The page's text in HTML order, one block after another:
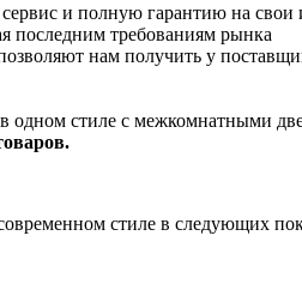
и полную гарантию на свои
последним требованиям рынка
нам получить у
стиле с межкомнатными
стиле в следующих